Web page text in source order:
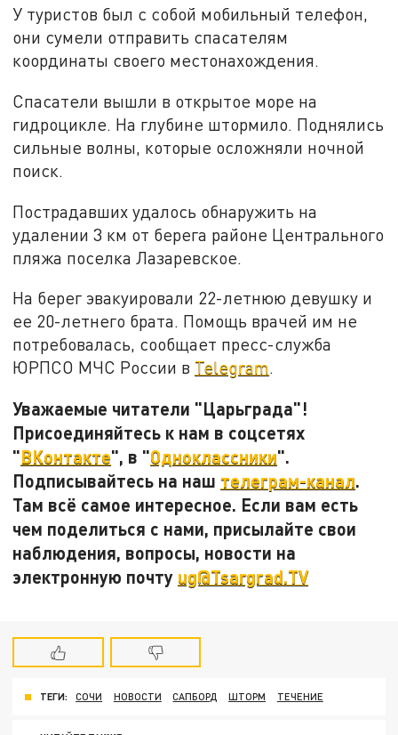
У туристов был с собой мобильный телефон,
они сумели отправить спасателям
координаты своего местонахождения.
Спасатели вышли в открытое море на
гидроцикле. На глубине штормило. Поднялись
сильные волны, которые осложняли ночной
поиск.
Пострадавших удалось обнаружить на
удалении 3 км от берега районе Центрального
пляжа поселка Лазаревское.
На берег эвакуировали 22-летнюю девушку и
ее 20-летнего брата. Помощь врачей им не
потребовалась, сообщает пресс-служба
ЮРПСО МЧС России в Telegram.
Уважаемые читатели "Царьграда"!
Присоединяйтесь к нам в соцсетях
"ВКонтакте", в "Одноклассники".
Подписывайтесь на наш телеграм-канал.
Там всё самое интересное. Если вам есть
чем поделиться с нами, присылайте свои
наблюдения, вопросы, новости на
электронную почту ug@Tsargrad.TV
ТЕГИ: СОЧИ НОВОСТИ САПБОРД ШТОРМ ТЕЧЕНИЕ